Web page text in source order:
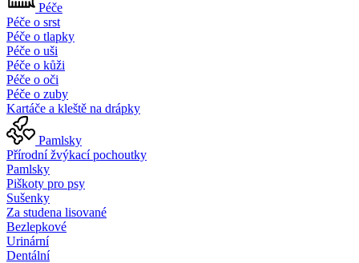
Péče
Péče o srst
Péče o tlapky
Péče o uši
Péče o kůži
Péče o oči
Péče o zuby
Kartáče a kleště na drápky
Pamlsky
Přírodní žvýkací pochoutky
Pamlsky
Piškoty pro psy
Sušenky
Za studena lisované
Bezlepkové
Urinární
Dentální